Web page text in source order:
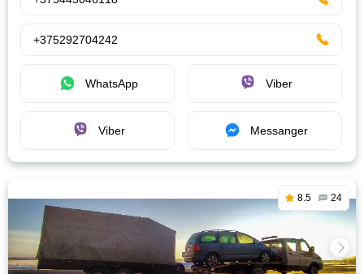
+375292704242
WhatsApp Viber
Viber Messanger
8.5 24